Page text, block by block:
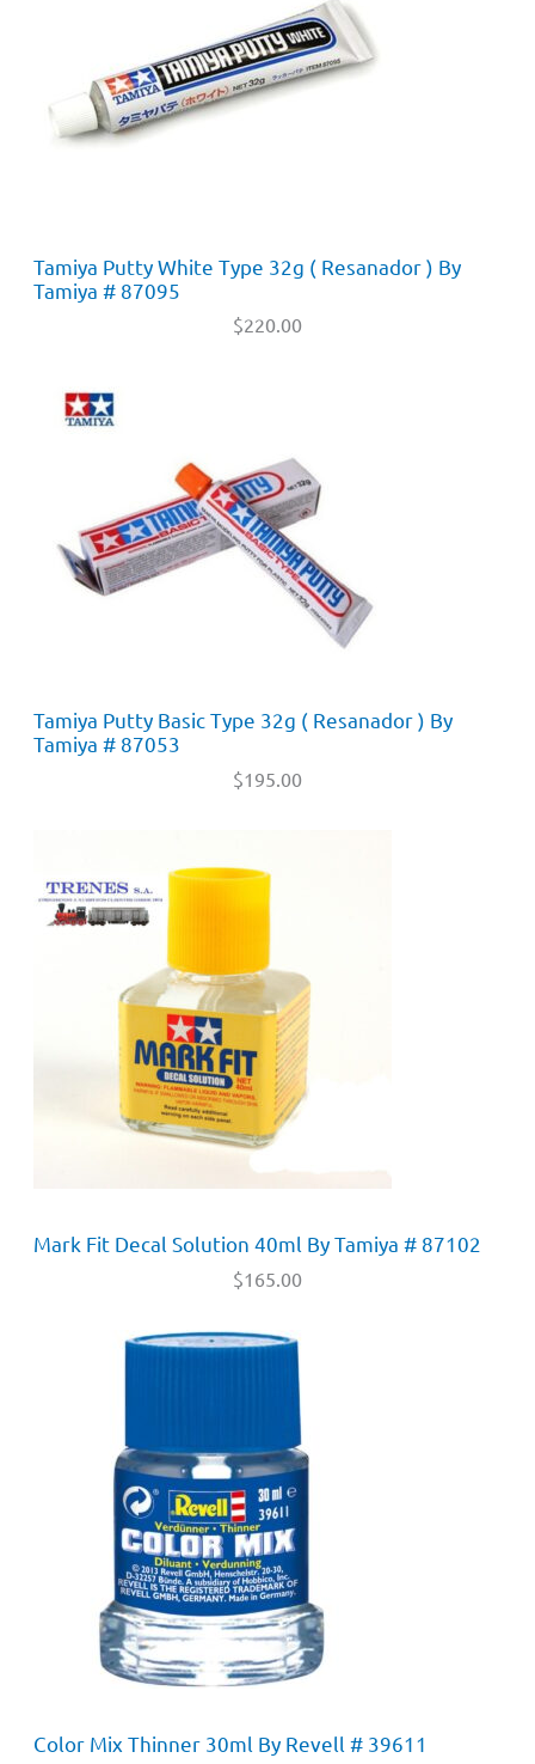
Tamiya Putty White Type 32g ( Resanador ) By
Tamiya # 87095
$220.00
Tamiya Putty Basic Type 32g ( Resanador ) By
Tamiya # 87053
$195.00
Mark Fit Decal Solution 40ml By Tamiya # 87102
$165.00
Color Mix Thinner 30ml By Revell # 39611